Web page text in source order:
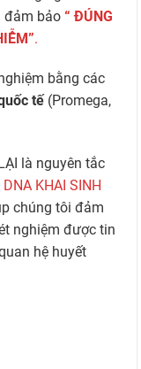
đảm bảo “ ĐÚNG
.
bằng các
tế (Promega,
là nguyên tắc
DNA KHAI SINH
chúng tôi đảm
nghiệm được tin
hệ huyết